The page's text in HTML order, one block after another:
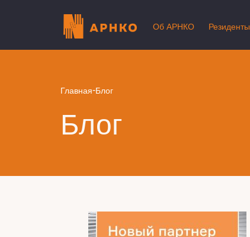
Об АРНКО Резиденты
Главная-Блог
Блог